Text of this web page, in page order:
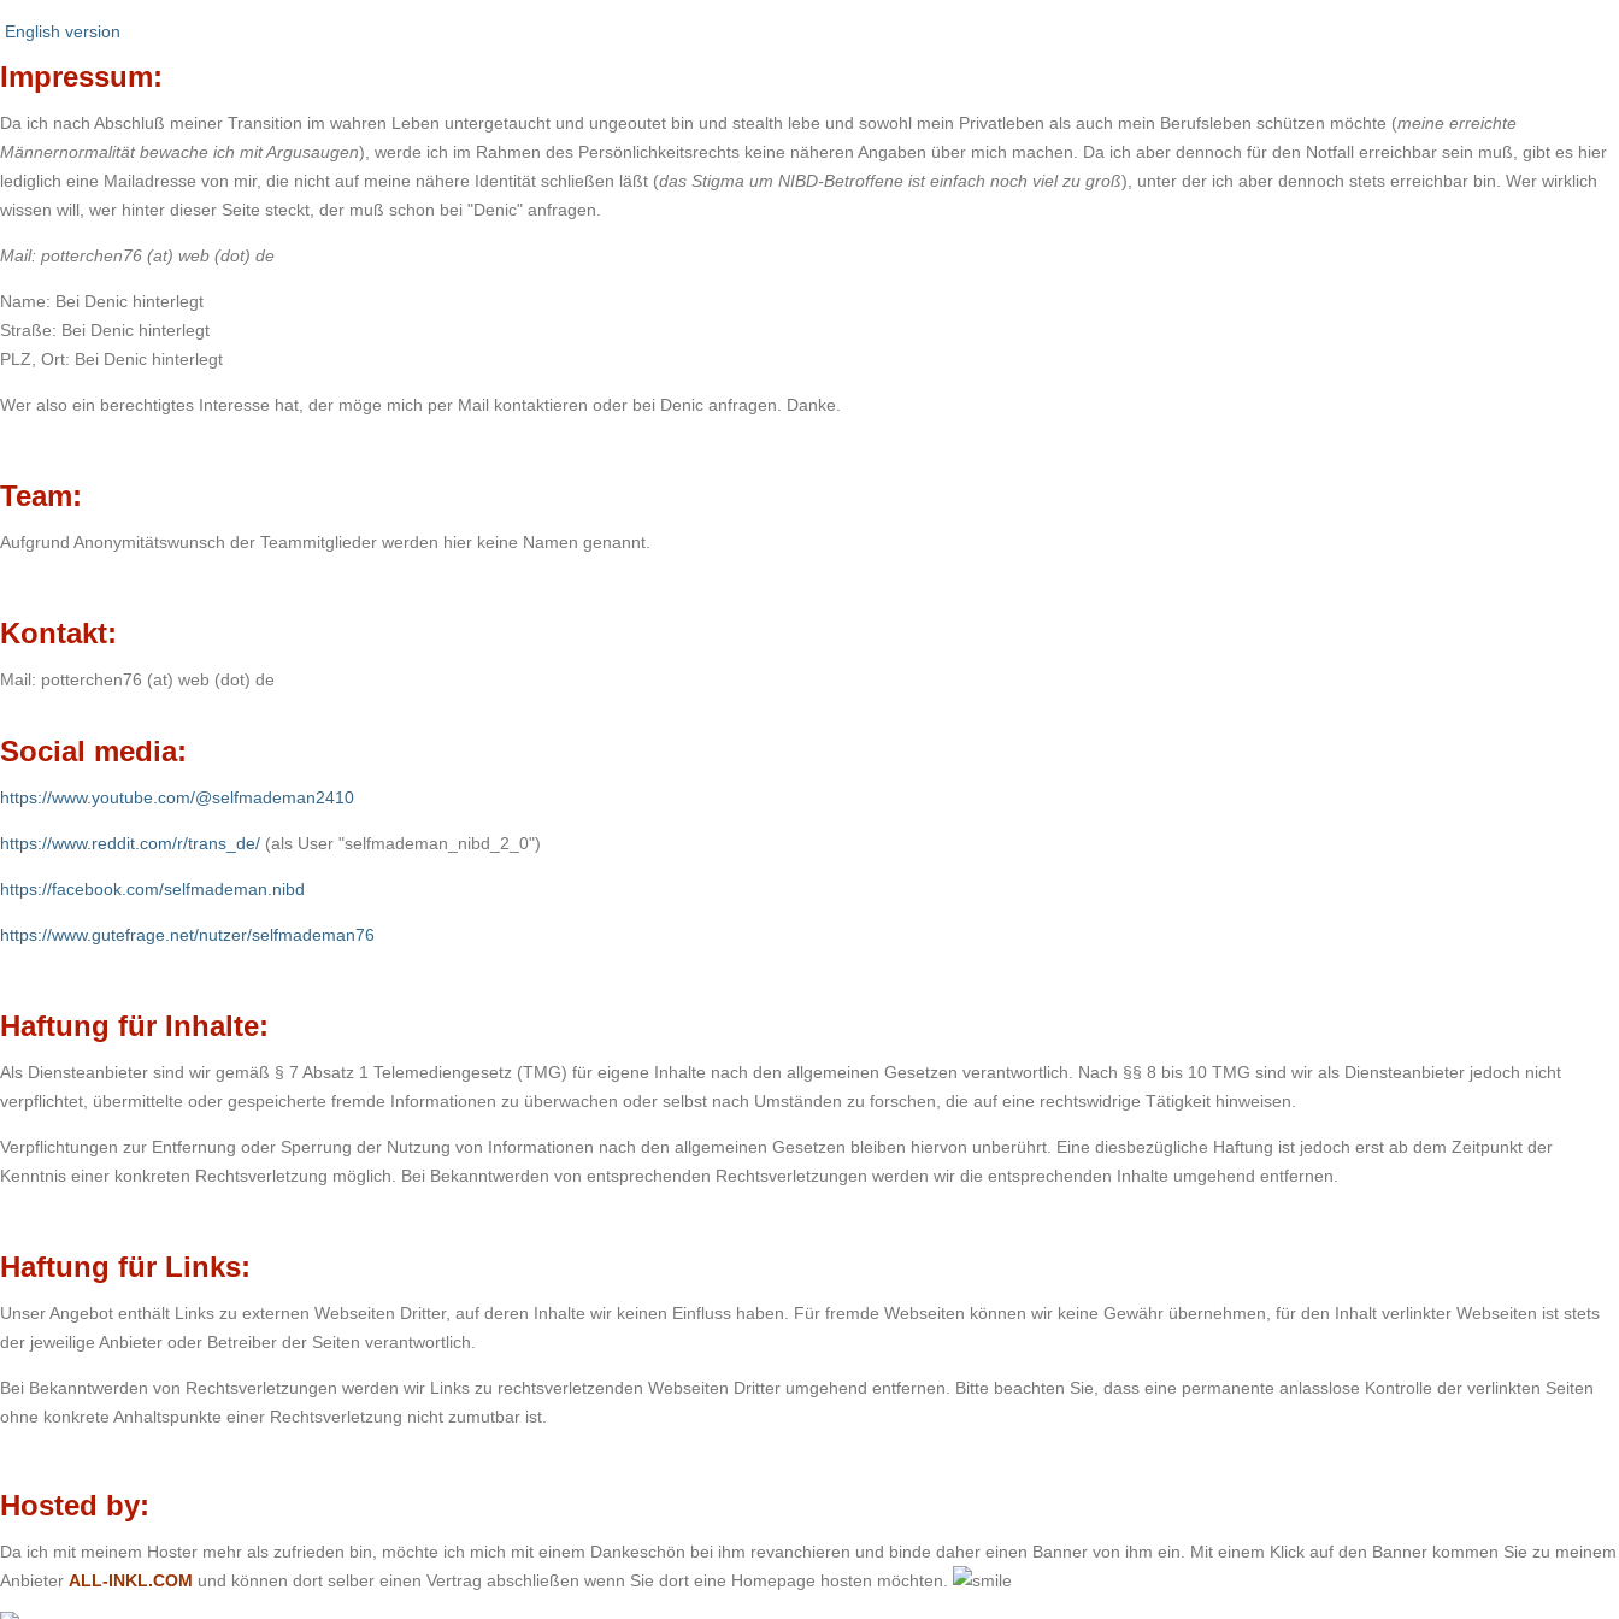
English version
Impressum:
Da ich nach Abschluß meiner Transition im wahren Leben untergetaucht und ungeoutet bin und stealth lebe und sowohl mein Privatleben als auch mein Berufsleben schützen möchte (meine erreichte
Männernormalität bewache ich mit Argusaugen), werde ich im Rahmen des Persönlichkeitsrechts keine näheren Angaben über mich machen. Da ich aber dennoch für den Notfall erreichbar sein muß, gibt es hier
lediglich eine Mailadresse von mir, die nicht auf meine nähere Identität schließen läßt (das Stigma um NIBD-Betroffene ist einfach noch viel zu groß), unter der ich aber dennoch stets erreichbar bin. Wer wirklich
wissen will, wer hinter dieser Seite steckt, der muß schon bei "Denic" anfragen.
Mail: potterchen76 (at) web (dot) de
Name: Bei Denic hinterlegt
Straße: Bei Denic hinterlegt
PLZ, Ort: Bei Denic hinterlegt
Wer also ein berechtigtes Interesse hat, der möge mich per Mail kontaktieren oder bei Denic anfragen. Danke.
Team:
Aufgrund Anonymitätswunsch der Teammitglieder werden hier keine Namen genannt.
Kontakt:
Mail: potterchen76 (at) web (dot) de
Social media:
https://www.youtube.com/@selfmademan2410
https://www.reddit.com/r/trans_de/ (als User "selfmademan_nibd_2_0")
https://facebook.com/selfmademan.nibd
https://www.gutefrage.net/nutzer/selfmademan76
Haftung für Inhalte:
Als Diensteanbieter sind wir gemäß § 7 Absatz 1 Telemediengesetz (TMG) für eigene Inhalte nach den allgemeinen Gesetzen verantwortlich. Nach §§ 8 bis 10 TMG sind wir als Diensteanbieter jedoch nicht
verpflichtet, übermittelte oder gespeicherte fremde Informationen zu überwachen oder selbst nach Umständen zu forschen, die auf eine rechtswidrige Tätigkeit hinweisen.
Verpflichtungen zur Entfernung oder Sperrung der Nutzung von Informationen nach den allgemeinen Gesetzen bleiben hiervon unberührt. Eine diesbezügliche Haftung ist jedoch erst ab dem Zeitpunkt der
Kenntnis einer konkreten Rechtsverletzung möglich. Bei Bekanntwerden von entsprechenden Rechtsverletzungen werden wir die entsprechenden Inhalte umgehend entfernen.
Haftung für Links:
Unser Angebot enthält Links zu externen Webseiten Dritter, auf deren Inhalte wir keinen Einfluss haben. Für fremde Webseiten können wir keine Gewähr übernehmen, für den Inhalt verlinkter Webseiten ist stets
der jeweilige Anbieter oder Betreiber der Seiten verantwortlich.
Bei Bekanntwerden von Rechtsverletzungen werden wir Links zu rechtsverletzenden Webseiten Dritter umgehend entfernen. Bitte beachten Sie, dass eine permanente anlasslose Kontrolle der verlinkten Seiten
ohne konkrete Anhaltspunkte einer Rechtsverletzung nicht zumutbar ist.
Hosted by:
Da ich mit meinem Hoster mehr als zufrieden bin, möchte ich mich mit einem Dankeschön bei ihm revanchieren und binde daher einen Banner von ihm ein. Mit einem Klick auf den Banner kommen Sie zu meinem
Anbieter ALL-INKL.COM und können dort selber einen Vertrag abschließen wenn Sie dort eine Homepage hosten möchten.